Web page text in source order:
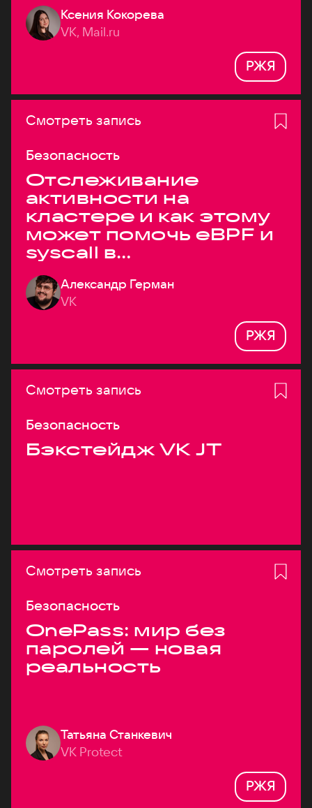
Ксения Кокорева
VK, Mail.ru
РЖЯ
Смотреть запись
Безопасность
Отслеживание
активности на
кластере и как этому
может помочь eBPF и
syscall в
высоконагруженных
системах
Александр Герман
VK
РЖЯ
Смотреть запись
Безопасность
Бэкстейдж VK JT
Смотреть запись
Безопасность
OnePass: мир без
паролей — новая
реальность
Татьяна Станкевич
VK Protect
РЖЯ